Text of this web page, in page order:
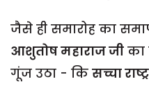
जैसे ही समारोह का
आशुतोष महाराज जी का
गूंज उठा - कि सच्चा